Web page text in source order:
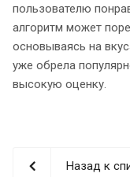
пользователю
алгоритм может
основываясь на
уже обрела
высокую оценку.
Назад к